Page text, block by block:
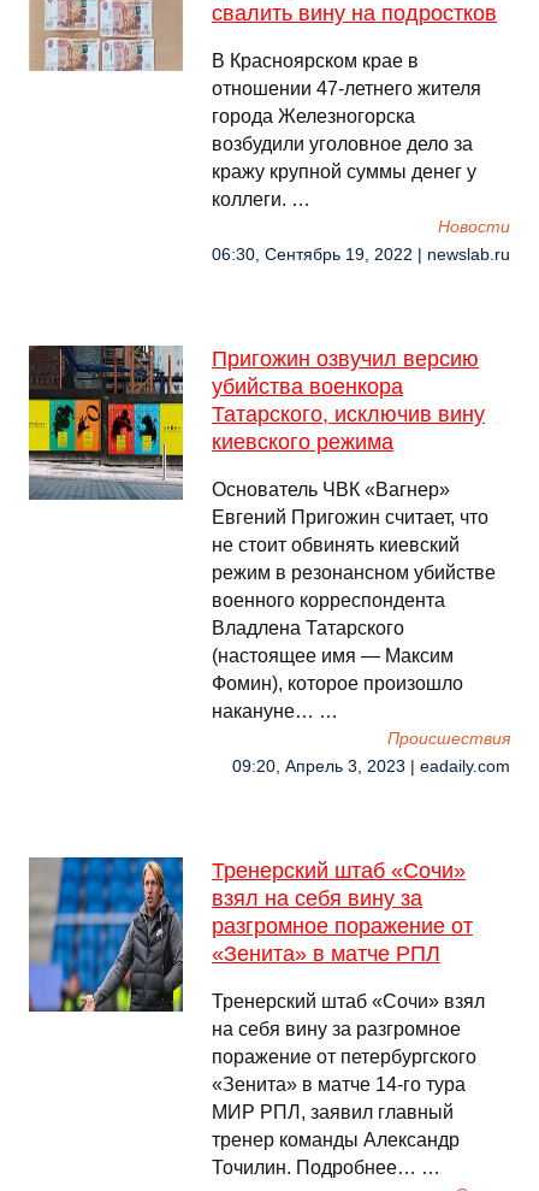
свалить вину на подростков
В Красноярском крае в
отношении 47-летнего жителя
города Железногорска
возбудили уголовное дело за
кражу крупной суммы денег у
коллеги. …
Новости
06:30, Сентябрь 19, 2022 | newslab.ru
Пригожин озвучил версию
убийства военкора
Татарского, исключив вину
киевского режима
Основатель ЧВК «Вагнер»
Евгений Пригожин считает, что
не стоит обвинять киевский
режим в резонансном убийстве
военного корреспондента
Владлена Татарского
(настоящее имя — Максим
Фомин), которое произошло
накануне… …
Происшествия
09:20, Апрель 3, 2023 | eadaily.com
Тренерский штаб «Сочи»
взял на себя вину за
разгромное поражение от
«Зенита» в матче РПЛ
Тренерский штаб «Сочи» взял
на себя вину за разгромное
поражение от петербургского
«Зенита» в матче 14‑го тура
МИР РПЛ, заявил главный
тренер команды Александр
Точилин. Подробнее… …